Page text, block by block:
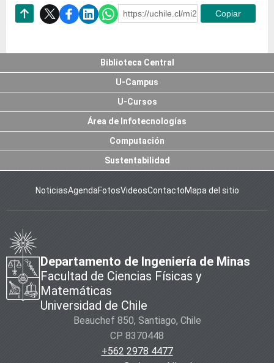
https://uchile.cl/mi235868Copiar
Biblioteca Central
U-Campus
U-Cursos
Área de Infotecnologías
Computación
Sustentabilidad
NoticiasAgendaFotosVideosContactoMapa del sitio
Departamento de Ingeniería de Minas
Facultad de Ciencias Físicas y
Matemáticas
Universidad de Chile
Beauchef 850, Santiago, Chile
CP 8370448
+562 2978 4477